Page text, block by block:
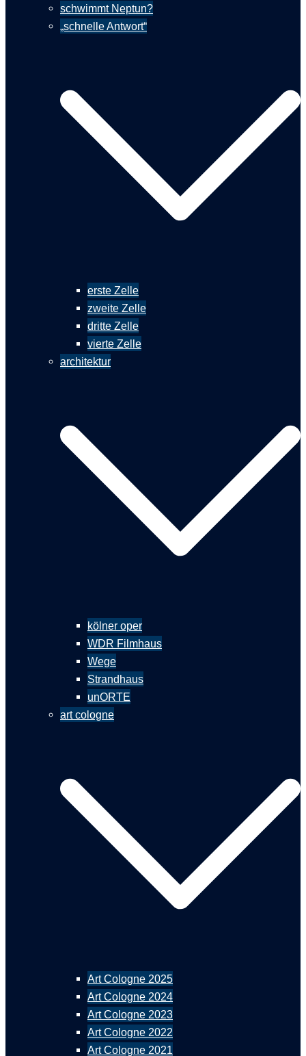
schwimmt Neptun?
„schnelle Antwort“
erste Zelle
zweite Zelle
dritte Zelle
vierte Zelle
architektur
kölner oper
WDR Filmhaus
Wege
Strandhaus
unORTE
art cologne
Art Cologne 2025
Art Cologne 2024
Art Cologne 2023
Art Cologne 2022
Art Cologne 2021